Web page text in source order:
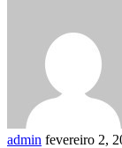
admin fevereiro 2,